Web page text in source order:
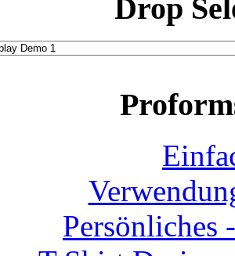
Drop
Persönliches